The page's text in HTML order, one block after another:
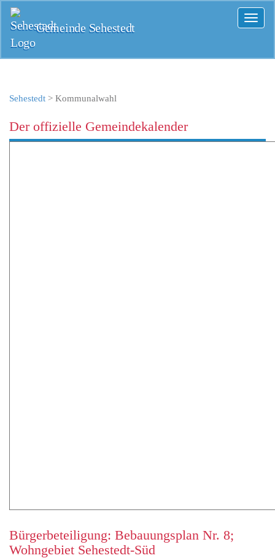
Gemeinde Sehestedt
Sehestedt > Kommunalwahl
Der offizielle Gemeindekalender
Bürgerbeteiligung: Bebauungsplan Nr. 8;
Wohngebiet Sehestedt-Süd